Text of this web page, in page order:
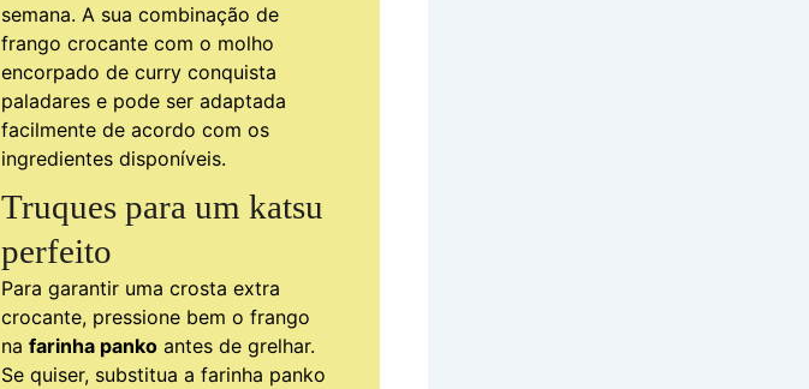
semana. A sua combinação de
frango crocante com o molho
encorpado de curry conquista
paladares e pode ser adaptada
facilmente de acordo com os
ingredientes disponíveis.
Truques para um katsu
perfeito
Para garantir uma crosta extra
crocante, pressione bem o frango
na farinha panko antes de grelhar.
Se quiser, substitua a farinha panko